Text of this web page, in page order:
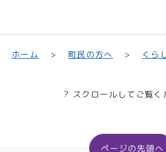
ホーム 町民の方へ くら
? スクロールしてご覧く